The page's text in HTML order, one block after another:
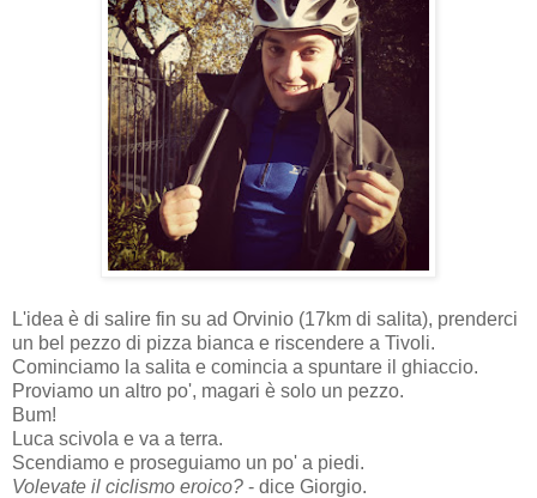
L'idea è di salire fin su ad Orvinio (17km di salita), prenderci
un bel pezzo di pizza bianca e riscendere a Tivoli.
Cominciamo la salita e comincia a spuntare il ghiaccio.
Proviamo un altro po', magari è solo un pezzo.
Bum!
Luca scivola e va a terra.
Scendiamo e proseguiamo un po' a piedi.
Volevate il ciclismo eroico? - dice Giorgio.